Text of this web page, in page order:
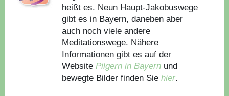
heißt es. Neun Haupt-Jakobuswege
gibt es in Bayern, daneben aber
auch noch viele andere
Meditationswege. Nähere
Informationen gibt es auf der
WebsitePilgern in Bayern und
bewegte Bilder finden Sie hier.